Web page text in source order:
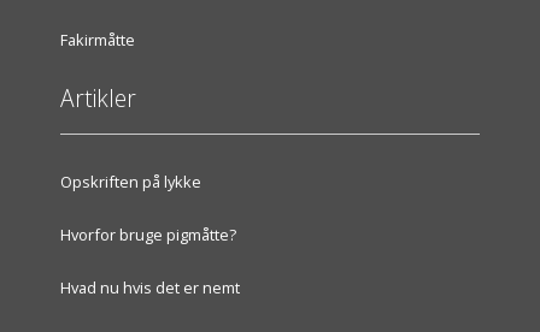
Fakirmåtte
Artikler
Opskriften på lykke
Hvorfor bruge pigmåtte?
Hvad nu hvis det er nemt